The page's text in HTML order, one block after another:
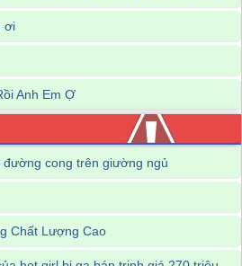
ơi
Anh Em Ợ
đường cong trên giường ngủ
Chất Lượng Cao